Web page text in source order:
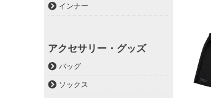
インナー
アクセサリー・グッズ
バッグ
ソックス